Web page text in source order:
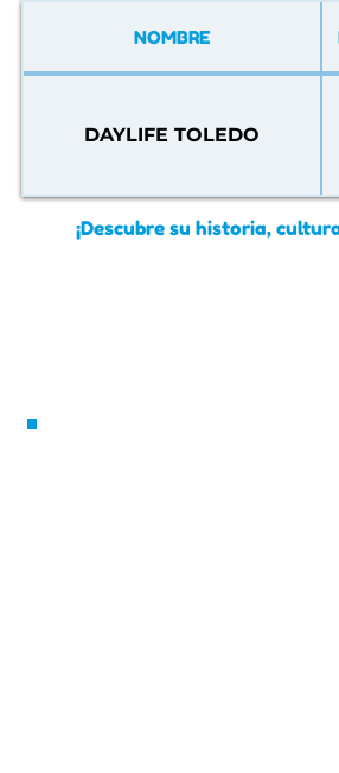
NOMBRE
DAYLIFE TOLEDO
¡Descubre su historia,